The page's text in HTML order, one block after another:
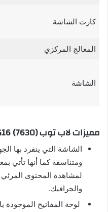
كارت الشاشة
المعالج المركزي
الشاشة
مميزات لاب توب Dell G16 (7630)
الشاشة التي ينفرد بها
ومتناسقة كما أنها تأتي
لمشاهدة المحتوى
والجرافيك.
لوحة المفاتيح الموجودة